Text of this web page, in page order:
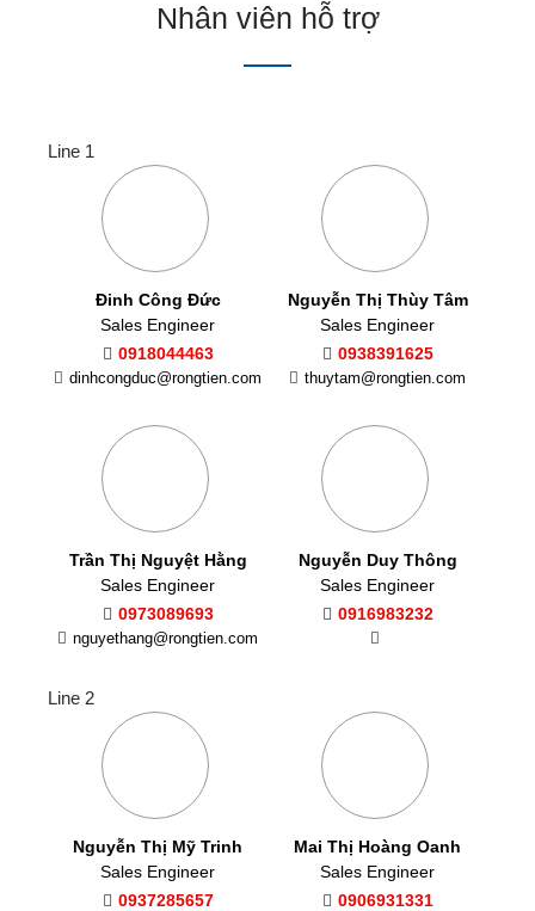
Nhân viên hỗ trợ
Line 1
Đinh Công Đức
Sales Engineer
0918044463
dinhcongduc@rongtien.com
Nguyễn Thị Thùy Tâm
Sales Engineer
0938391625
thuytam@rongtien.com
Trần Thị Nguyệt Hằng
Sales Engineer
0973089693
nguyethang@rongtien.com
Nguyễn Duy Thông
Sales Engineer
0916983232
Line 2
Nguyễn Thị Mỹ Trinh
Sales Engineer
0937285657
Mai Thị Hoàng Oanh
Sales Engineer
0906931331